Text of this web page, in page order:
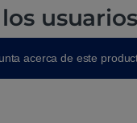
acerca de este